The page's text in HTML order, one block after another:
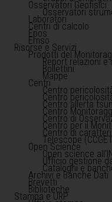
Osservatori Geofisici
Osservatori
Laboratori
Centri di calcolo
Epos
Emso
Risorse e Servizi
Prodotti del
Report relazioni e
Bollettini
Mappe
Centri
Centro
Centro
Centro allerta
Centro
Centro di
Centro per il
Centro di
Telescope
Open Science
Open science
Ufficio gestione
Cataloghi e
Archivi e Banche Dati
Brevetti
Biblioteche
Stampa e URP